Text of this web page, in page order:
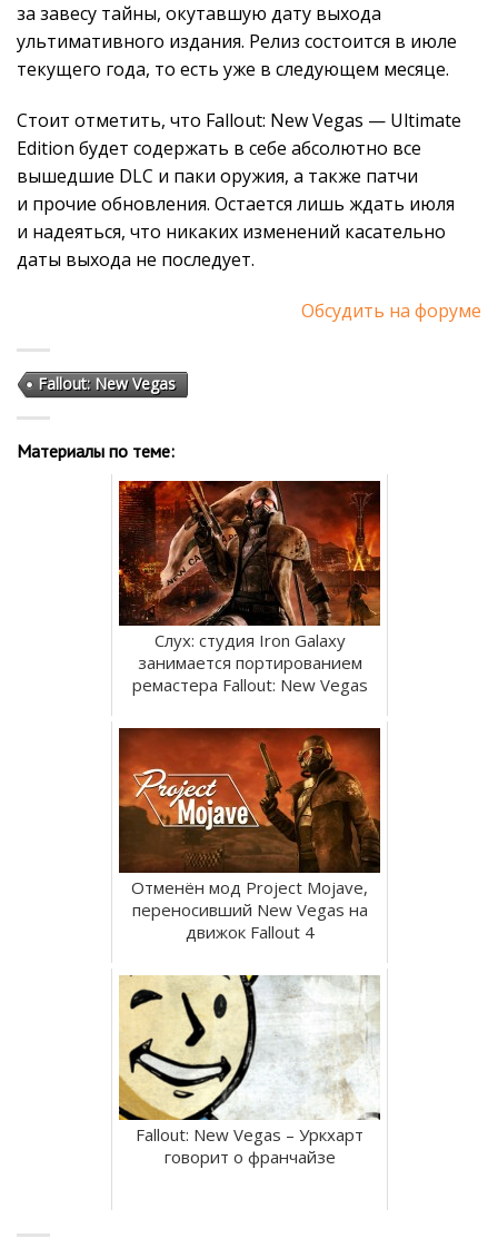
за завесу тайны, окутавшую дату выхода
ультимативного издания. Релиз состоится в июле
текущего года, то есть уже в следующем месяце.
Стоит отметить, что Fallout: New Vegas — Ultimate
Edition будет содержать в себе абсолютно все
вышедшие DLC и паки оружия, а также патчи
и прочие обновления. Остается лишь ждать июля
и надеяться, что никаких изменений касательно
даты выхода не последует.
Обсудить на форуме
Fallout: New Vegas
Материалы по теме:
Слух: студия Iron Galaxy
занимается портированием
ремастера Fallout: New Vegas
Отменён мод Project Mojave,
переносивший New Vegas на
движок Fallout 4
Fallout: New Vegas – Уркхарт
говорит о франчайзе